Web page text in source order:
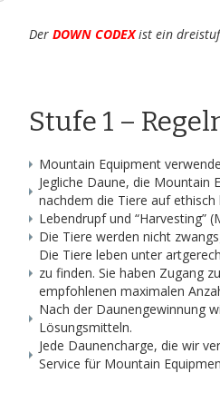
Der DOWN CODEXist ein
Stufe 1 –
Mountain Equipment
Jegliche Daune, die
nachdem die Tiere auf
Lebendrupf und “Harvesting”
Die Tiere werden nicht
Die Tiere leben unter
zu finden. Sie haben Zugang
empfohlenen maximalen
Nach der Daunengewinnung
Lösungsmitteln.
Jede Daunencharge, die wir
Service für Mountain